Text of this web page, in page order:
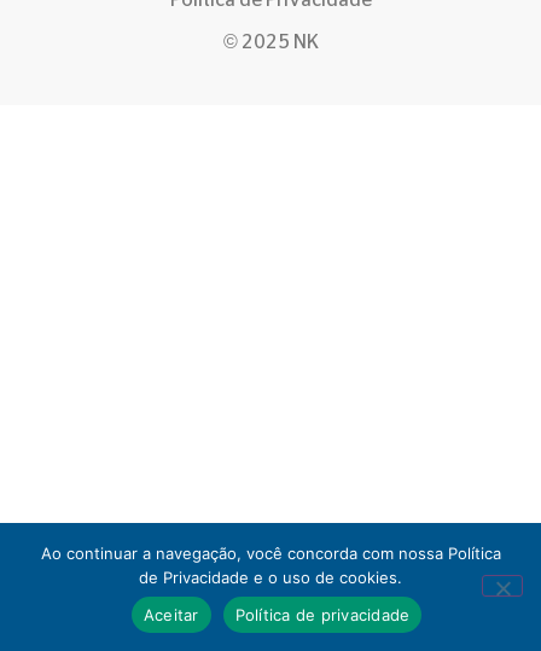
© 2025 NK
Ao continuar a navegação, você concorda com nossa Política
de Privacidade e o uso de cookies.
Aceitar
Política de privacidade